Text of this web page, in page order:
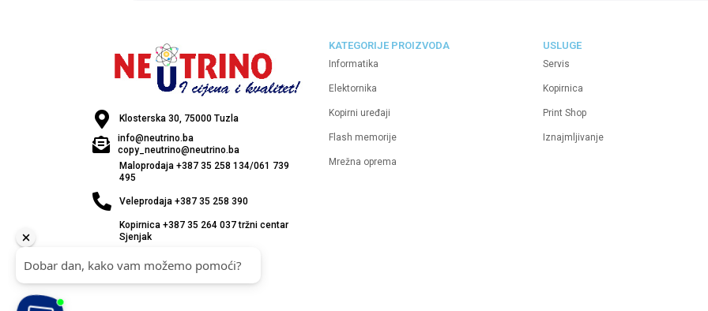
Klosterska 30, 75000 Tuzla
info@neutrino.ba
copy_neutrino@neutrino.ba
Maloprodaja +387 35 258 134/061 739
495
Veleprodaja +387 35 258 390
Kopirnica +387 35 264 037 tržni centar
Sjenjak
KATEGORIJE PROIZVODA
Informatika
Elektornika
Kopirni uređaji
Flash memorije
Mrežna oprema
USLUGE
Servis
Kopirnica
Print Shop
Iznajmljivanje